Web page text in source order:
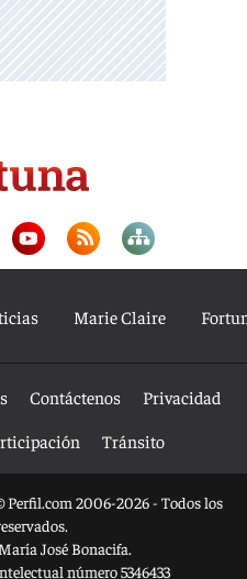
Marie Claire
Contáctenos
Privacidad
Tránsito
Perfil.com 2006-2026 - Todos los
José Bonacifa.
número 5346433